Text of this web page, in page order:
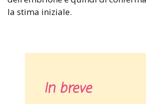
la stima iniziale.
In breve